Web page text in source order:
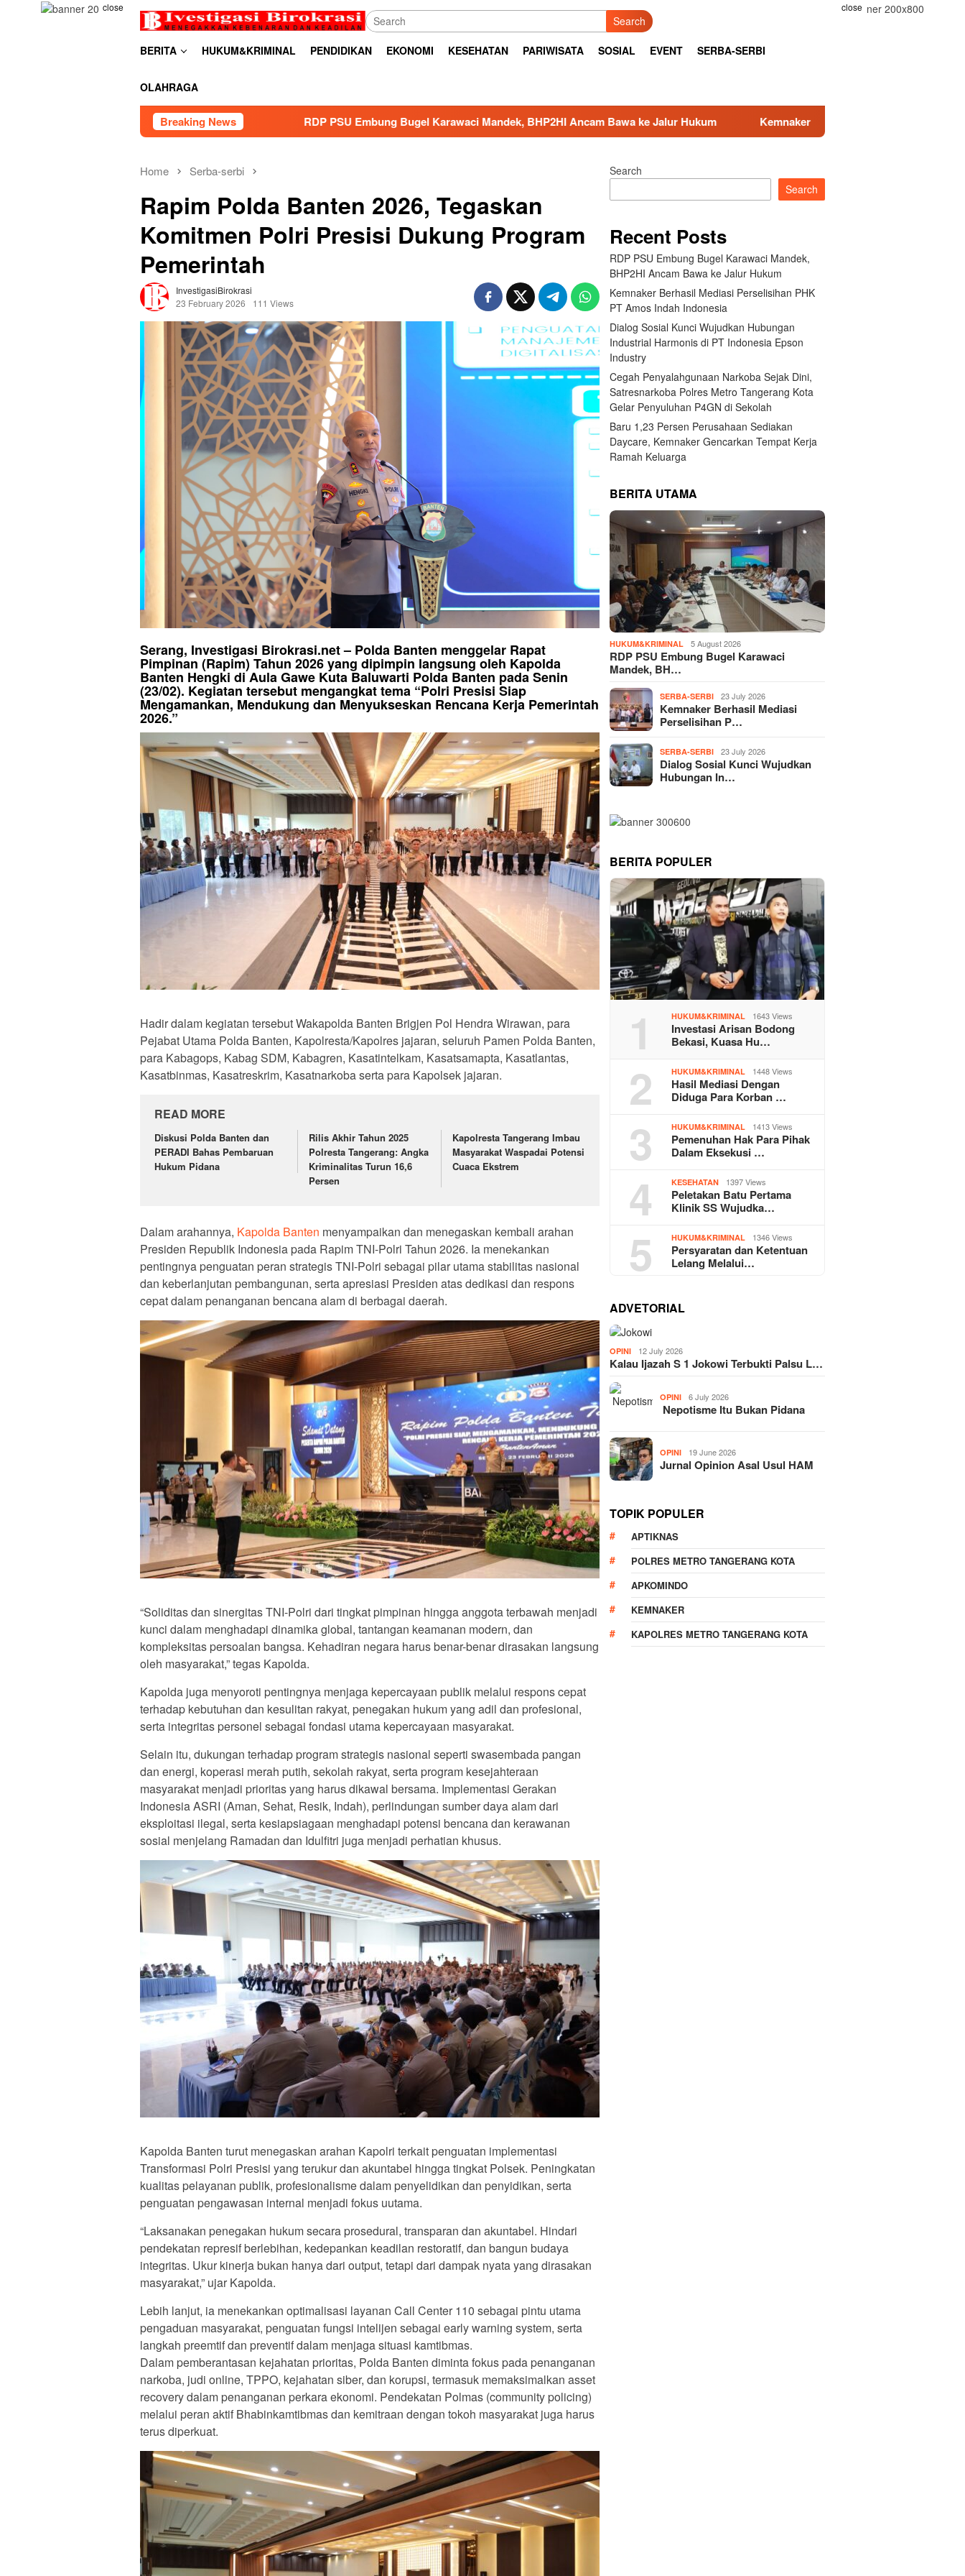
close close
Search
BERITA HUKUM&KRIMINAL PENDIDIKAN EKONOMI KESEHATAN PARIWISATA SOSIAL EVENT SERBA-SERBI
OLAHRAGA
Breaking News
RDP PSU Embung Bugel Karawaci Mandek, BHP2HI Ancam Bawa ke Jalur Hukum Kemnaker Berhasil Mediasi Perselisihan PHK PT Amos Indah
Home Serba-serbi
Rapim Polda Banten 2026, Tegaskan
Komitmen Polri Presisi Dukung Program
Pemerintah
InvestigasiBirokrasi
23 February 2026
111 Views
Serang, Investigasi Birokrasi.net – Polda Banten menggelar Rapat
Pimpinan (Rapim) Tahun 2026 yang dipimpin langsung oleh Kapolda
Banten Hengki di Aula Gawe Kuta Baluwarti Polda Banten pada Senin
(23/02). Kegiatan tersebut mengangkat tema “Polri Presisi Siap
Mengamankan, Mendukung dan Menyukseskan Rencana Kerja Pemerintah
2026.”
Hadir dalam kegiatan tersebut Wakapolda Banten Brigjen Pol Hendra Wirawan, para
Pejabat Utama Polda Banten, Kapolresta/Kapolres jajaran, seluruh Pamen Polda Banten,
para Kabagops, Kabag SDM, Kabagren, Kasatintelkam, Kasatsamapta, Kasatlantas,
Kasatbinmas, Kasatreskrim, Kasatnarkoba serta para Kapolsek jajaran.
READ MORE
Diskusi Polda Banten dan
PERADI Bahas Pembaruan
Hukum Pidana
Rilis Akhir Tahun 2025
Polresta Tangerang: Angka
Kriminalitas Turun 16,6
Persen
Kapolresta Tangerang Imbau
Masyarakat Waspadai Potensi
Cuaca Ekstrem
Dalam arahannya, Kapolda Banten menyampaikan dan menegaskan kembali arahan
Presiden Republik Indonesia pada Rapim TNI-Polri Tahun 2026. Ia menekankan
pentingnya penguatan peran strategis TNI-Polri sebagai pilar utama stabilitas nasional
dan keberlanjutan pembangunan, serta apresiasi Presiden atas dedikasi dan respons
cepat dalam penanganan bencana alam di berbagai daerah.
“Soliditas dan sinergitas TNI-Polri dari tingkat pimpinan hingga anggota terbawah menjadi
kunci dalam menghadapi dinamika global, tantangan keamanan modern, dan
kompleksitas persoalan bangsa. Kehadiran negara harus benar-benar dirasakan langsung
oleh masyarakat,” tegas Kapolda.
Kapolda juga menyoroti pentingnya menjaga kepercayaan publik melalui respons cepat
terhadap kebutuhan dan kesulitan rakyat, penegakan hukum yang adil dan profesional,
serta integritas personel sebagai fondasi utama kepercayaan masyarakat.
Selain itu, dukungan terhadap program strategis nasional seperti swasembada pangan
dan energi, koperasi merah putih, sekolah rakyat, serta program kesejahteraan
masyarakat menjadi prioritas yang harus dikawal bersama. Implementasi Gerakan
Indonesia ASRI (Aman, Sehat, Resik, Indah), perlindungan sumber daya alam dari
eksploitasi ilegal, serta kesiapsiagaan menghadapi potensi bencana dan kerawanan
sosial menjelang Ramadan dan Idulfitri juga menjadi perhatian khusus.
Kapolda Banten turut menegaskan arahan Kapolri terkait penguatan implementasi
Transformasi Polri Presisi yang terukur dan akuntabel hingga tingkat Polsek. Peningkatan
kualitas pelayanan publik, profesionalisme dalam penyelidikan dan penyidikan, serta
penguatan pengawasan internal menjadi fokus uutama.
“Laksanakan penegakan hukum secara prosedural, transparan dan akuntabel. Hindari
pendekatan represif berlebihan, kedepankan keadilan restoratif, dan bangun budaya
integritas. Ukur kinerja bukan hanya dari output, tetapi dari dampak nyata yang dirasakan
masyarakat,” ujar Kapolda.
Lebih lanjut, ia menekankan optimalisasi layanan Call Center 110 sebagai pintu utama
pengaduan masyarakat, penguatan fungsi intelijen sebagai early warning system, serta
langkah preemtif dan preventif dalam menjaga situasi kamtibmas.
Dalam pemberantasan kejahatan prioritas, Polda Banten diminta fokus pada penanganan
narkoba, judi online, TPPO, kejahatan siber, dan korupsi, termasuk memaksimalkan asset
recovery dalam penanganan perkara ekonomi. Pendekatan Polmas (community policing)
melalui peran aktif Bhabinkamtibmas dan kemitraan dengan tokoh masyarakat juga harus
terus diperkuat.
Search
Search
Recent Posts
RDP PSU Embung Bugel Karawaci Mandek,
BHP2HI Ancam Bawa ke Jalur Hukum
Kemnaker Berhasil Mediasi Perselisihan PHK
PT Amos Indah Indonesia
Dialog Sosial Kunci Wujudkan Hubungan
Industrial Harmonis di PT Indonesia Epson
Industry
Cegah Penyalahgunaan Narkoba Sejak Dini,
Satresnarkoba Polres Metro Tangerang Kota
Gelar Penyuluhan P4GN di Sekolah
Baru 1,23 Persen Perusahaan Sediakan
Daycare, Kemnaker Gencarkan Tempat Kerja
Ramah Keluarga
BERITA UTAMA
HUKUM&KRIMINAL 5 August 2026
RDP PSU Embung Bugel Karawaci
Mandek, BH…
SERBA-SERBI 23 July 2026
Kemnaker Berhasil Mediasi
Perselisihan P…
SERBA-SERBI 23 July 2026
Dialog Sosial Kunci Wujudkan
Hubungan In…
BERITA POPULER
1 HUKUM&KRIMINAL 1643 Views
Investasi Arisan Bodong
Bekasi, Kuasa Hu…
2 HUKUM&KRIMINAL 1448 Views
Hasil Mediasi Dengan
Diduga Para Korban …
3 HUKUM&KRIMINAL 1413 Views
Pemenuhan Hak Para Pihak
Dalam Eksekusi …
4 KESEHATAN 1397 Views
Peletakan Batu Pertama
Klinik SS Wujudka…
5 HUKUM&KRIMINAL 1346 Views
Persyaratan dan Ketentuan
Lelang Melalui…
ADVETORIAL
OPINI 12 July 2026
Kalau Ijazah S 1 Jokowi Terbukti Palsu L…
OPINI 6 July 2026
Nepotisme Itu Bukan Pidana
OPINI 19 June 2026
Jurnal Opinion Asal Usul HAM
TOPIK POPULER
APTIKNAS
POLRES METRO TANGERANG KOTA
APKOMINDO
KEMNAKER
KAPOLRES METRO TANGERANG KOTA